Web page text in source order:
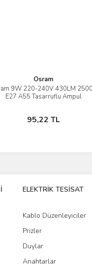
Osram
9W 220-240V 430LM
E27 A55 Tasarruflu Ampul
95,22 TL
İncele
Sepete Ekle
ELEKTRİK TESİSAT
Kablo Düzenleyiciler
Prizler
Duylar
Anahtarlar